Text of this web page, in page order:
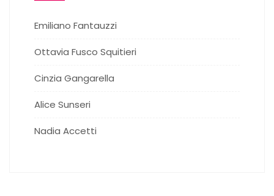
Emiliano Fantauzzi
Ottavia Fusco Squitieri
Cinzia Gangarella
Alice Sunseri
Nadia Accetti